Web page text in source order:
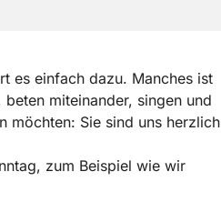
es einfach dazu. Manches ist
miteinander, singen und
möchten: Sie sind uns herzlich
zum Beispiel wie wir